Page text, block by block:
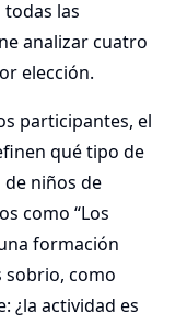
las
analizar cuatro
elección.
participantes, el
qué tipo de
niños de
como “Los
formación
sobrio, como
¿la actividad es